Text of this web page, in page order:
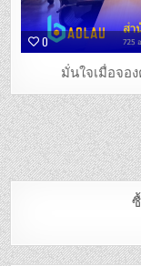
0
มั่นใจเมื่อจอ